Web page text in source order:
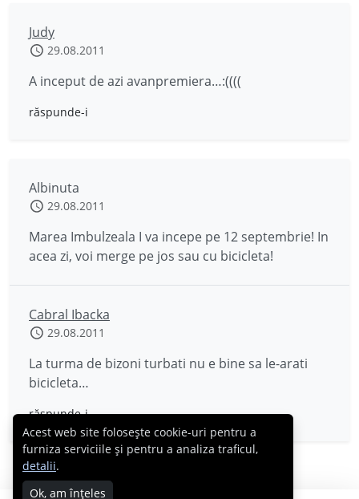
Judy
29.08.2011
A inceput de azi avanpremiera…:((((
răspunde-i
Albinuta
29.08.2011
Marea Imbulzeala I va incepe pe 12 septembrie! In
acea zi, voi merge pe jos sau cu bicicleta!
Cabral Ibacka
29.08.2011
La turma de bizoni turbati nu e bine sa le-arati
bicicleta…
răspunde-i
Acest web site folosește cookie-uri pentru a
furniza serviciile și pentru a analiza traficul,
detalii.
Ok, am înțeles